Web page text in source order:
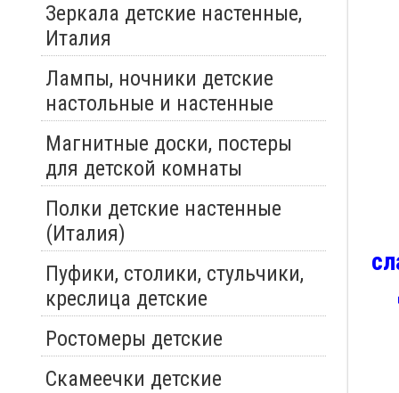
Зеркала детские настенные,
Италия
Лампы, ночники детские
настольные и настенные
Магнитные доски, постеры
для детской комнаты
Полки детские настенные
(Италия)
Пуфики, столики, стульчики,
креслица детские
Ростомеры детские
Скамеечки детские